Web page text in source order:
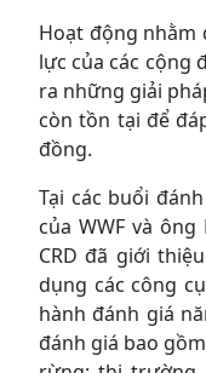
Hoạt động nhằm
lực của các cộng
ra những giải
còn tồn tại để
đồng.
Tại các buổi
của WWF và
CRD đã giới
dụng các công
hành đánh giá
đánh giá bao